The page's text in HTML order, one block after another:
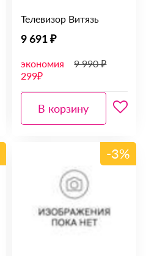
Телевизор Витязь
9 691 ₽
экономия
299₽
9 990 ₽
В корзину
-3%